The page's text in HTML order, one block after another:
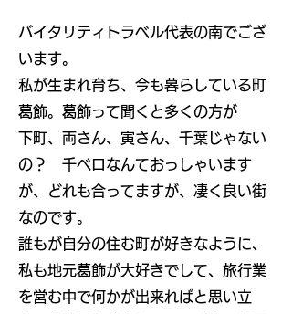
バイタリティトラベル代表の南でござ
います。
私が生まれ育ち、今も暮らしている町
葛飾。葛飾って聞くと多くの方が
下町、両さん、寅さん、千葉じゃない
の？ 千ベロなんておっしゃいます
が、どれも合ってますが、凄く良い街
なのです。
​誰もが自分の住む町が好きなように、
私も地元葛飾が大好きでして、旅行業
を営む中で何かが出来ればと思い立